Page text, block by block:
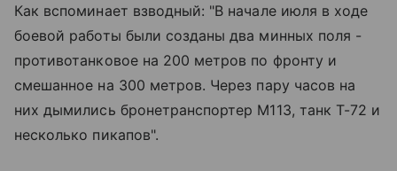
Как вспоминает взводный: "В начале июля в ходе
боевой работы были созданы два минных поля -
противотанковое на 200 метров по фронту и
смешанное на 300 метров. Через пару часов на
них дымились бронетранспортер М113, танк Т-72 и
несколько пикапов".